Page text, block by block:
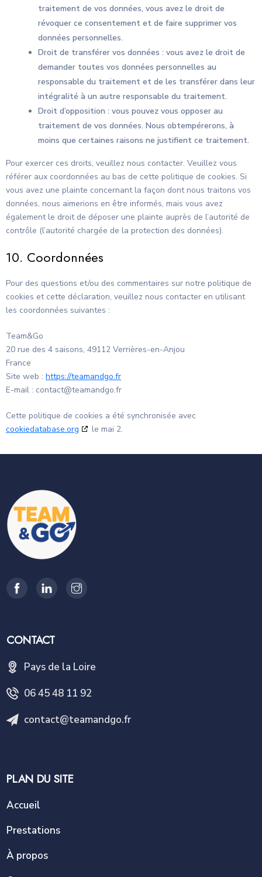
traitement de vos données, vous avez le droit de
révoquer ce consentement et de faire supprimer vos
données personnelles.
Droit de transférer vos données : vous avez le droit de
demander toutes vos données personnelles au
responsable du traitement et de les transférer dans leur
intégralité à un autre responsable du traitement.
Droit d’opposition : vous pouvez vous opposer au
traitement de vos données. Nous obtempérerons, à
moins que certaines raisons ne justifient ce traitement.
Pour exercer ces droits, veuillez nous contacter. Veuillez vous
référer aux coordonnées au bas de cette politique de cookies. Si
vous avez une plainte concernant la façon dont nous traitons vos
données, nous aimerions en être informés, mais vous avez
également le droit de déposer une plainte auprès de l’autorité de
contrôle (l’autorité chargée de la protection des données).
10. Coordonnées
Pour des questions et/ou des commentaires sur notre politique de
cookies et cette déclaration, veuillez nous contacter en utilisant
les coordonnées suivantes :
Team&Go
20 rue des 4 saisons, 49112 Verrières-en-Anjou
France
Site web : https://teamandgo.fr
E-mail : contact@teamandgo.fr
Cette politique de cookies a été synchronisée avec
cookiedatabase.org
le mai 2.
CONTACT
Pays de la Loire
06 45 48 11 92
contact@teamandgo.fr
PLAN DU SITE
Accueil
Prestations
À propos